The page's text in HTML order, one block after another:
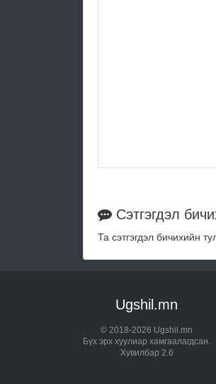
Сэтгэгдэл
Та сэтгэгдэл бичихийн
Ugshil.mn
© 2018-2026 Ugshil.mn
Бүх эрх хуулиар хамгаалагдсан.
Хувилбар 2.6